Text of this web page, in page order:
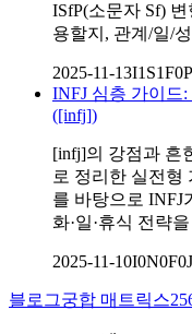
ISfP(소문자 Sf)
용할지, 관계/일/
2025-11-13
INFJ 심층 가이드
([infj])
[infj]의 강점과 흔
로 정리한 실전형
를 바탕으로 INFJ
화·일·휴식 전략
2025-11-10
블로그궁합 매트릭스